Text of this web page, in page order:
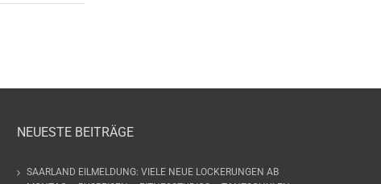
NEUESTE BEITRÄGE
SAARLAND EILMELDUNG: VIELE NEUE LOCKERUNGEN AB